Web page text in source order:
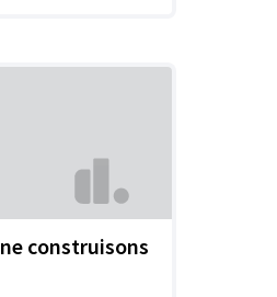
construisons